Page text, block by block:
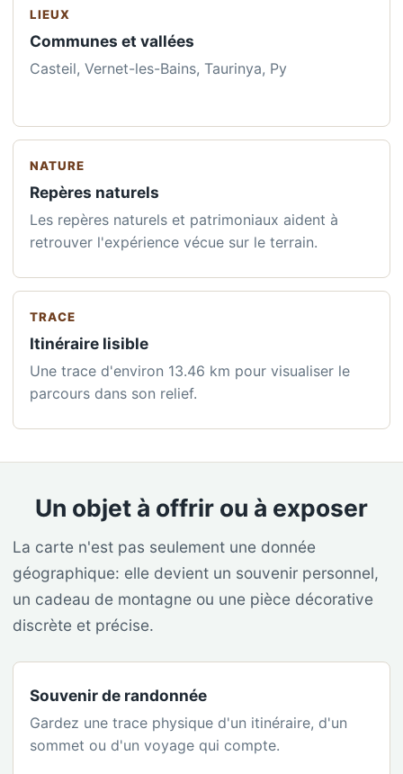
LIEUX
Communes et vallées
Casteil, Vernet-les-Bains, Taurinya, Py
NATURE
Repères naturels
Les repères naturels et patrimoniaux aident à
retrouver l'expérience vécue sur le terrain.
TRACE
Itinéraire lisible
Une trace d'environ 13.46 km pour visualiser le
parcours dans son relief.
Un objet à offrir ou à exposer
La carte n'est pas seulement une donnée
géographique: elle devient un souvenir personnel,
un cadeau de montagne ou une pièce décorative
discrète et précise.
Souvenir de randonnée
Gardez une trace physique d'un itinéraire, d'un
sommet ou d'un voyage qui compte.